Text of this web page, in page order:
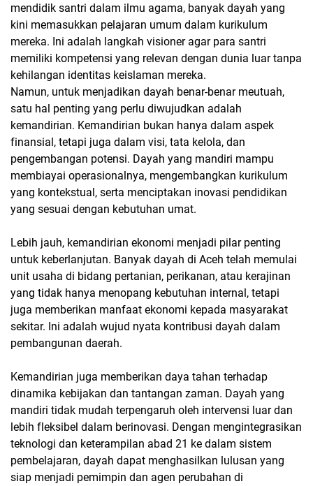
mendidik santri dalam ilmu agama, banyak dayah yang
kini memasukkan pelajaran umum dalam kurikulum
mereka. Ini adalah langkah visioner agar para santri
memiliki kompetensi yang relevan dengan dunia luar tanpa
kehilangan identitas keislaman mereka.
Namun, untuk menjadikan dayah benar-benar meutuah,
satu hal penting yang perlu diwujudkan adalah
kemandirian. Kemandirian bukan hanya dalam aspek
finansial, tetapi juga dalam visi, tata kelola, dan
pengembangan potensi. Dayah yang mandiri mampu
membiayai operasionalnya, mengembangkan kurikulum
yang kontekstual, serta menciptakan inovasi pendidikan
yang sesuai dengan kebutuhan umat.
Lebih jauh, kemandirian ekonomi menjadi pilar penting
untuk keberlanjutan. Banyak dayah di Aceh telah memulai
unit usaha di bidang pertanian, perikanan, atau kerajinan
yang tidak hanya menopang kebutuhan internal, tetapi
juga memberikan manfaat ekonomi kepada masyarakat
sekitar. Ini adalah wujud nyata kontribusi dayah dalam
pembangunan daerah.
Kemandirian juga memberikan daya tahan terhadap
dinamika kebijakan dan tantangan zaman. Dayah yang
mandiri tidak mudah terpengaruh oleh intervensi luar dan
lebih fleksibel dalam berinovasi. Dengan mengintegrasikan
teknologi dan keterampilan abad 21 ke dalam sistem
pembelajaran, dayah dapat menghasilkan lulusan yang
siap menjadi pemimpin dan agen perubahan di